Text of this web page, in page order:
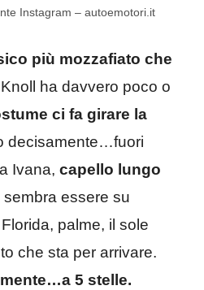
Instagram – autoemotori.it
più mozzafiato che
ha davvero poco o
ci fa girare la
decisamente…fuori
Ivana, capello lungo
sembra essere su
palme, il sole
che sta per arrivare.
5 stelle.